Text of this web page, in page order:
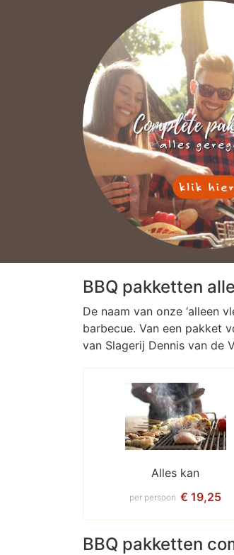
BBQ pakketten
De naam van onze ‘alleen
barbecue. Van een pakket
van Slagerij Dennis van de
Alles kan
€ 19,25
per persoon
BBQ pakketten